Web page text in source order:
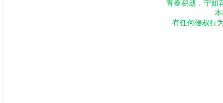
青春易逝，宁如
有任何侵权行